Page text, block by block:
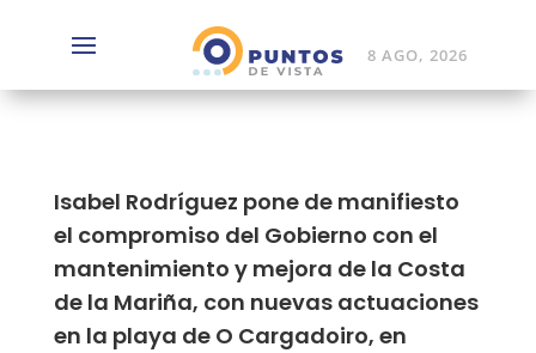
8 AGO, 2026
Isabel Rodríguez pone de manifiesto
el compromiso del Gobierno con el
mantenimiento y mejora de la Costa
de la Mariña, con nuevas actuaciones
en la playa de O Cargadoiro, en